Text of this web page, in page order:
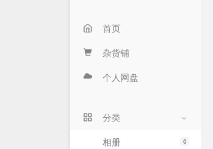
首页
杂货铺
个人网盘
分类
0
相册